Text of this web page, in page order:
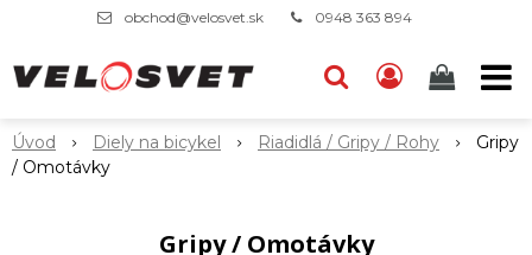
obchod@velosvet.sk 0948 363 894
Úvod Diely na bicykel Riadidlá / Gripy / Rohy
Gripy
/ Omotávky
Gripy / Omotávky